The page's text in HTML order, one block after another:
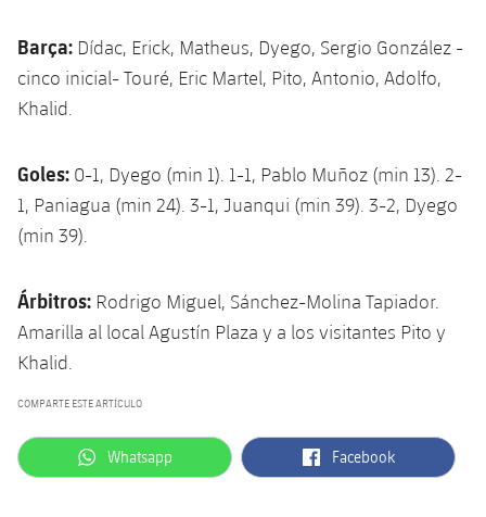
Barça: Dídac, Erick, Matheus, Dyego, Sergio González -
cinco inicial- Touré, Eric Martel, Pito, Antonio, Adolfo,
Khalid.
Goles: 0-1, Dyego (min 1). 1-1, Pablo Muñoz (min 13). 2-
1, Paniagua (min 24). 3-1, Juanqui (min 39). 3-2, Dyego
(min 39).
Árbitros: Rodrigo Miguel, Sánchez-Molina Tapiador.
Amarilla al local Agustín Plaza y a los visitantes Pito y
Khalid.
COMPARTE ESTE ARTÍCULO
label.aria.whatsapp
Whatsapp label.aria.facebook
Facebook